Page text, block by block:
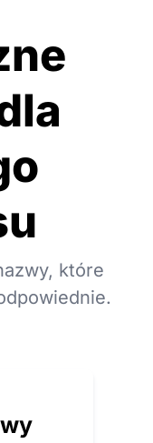
które